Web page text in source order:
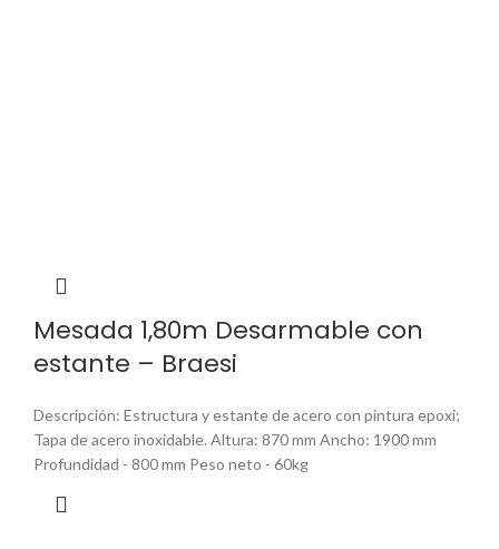
Mesada 1,80m Desarmable con
estante – Braesi
Descripción: Estructura y estante de acero con pintura epoxi;
Tapa de acero inoxidable. Altura: 870 mm Ancho: 1900 mm
Profundidad - 800 mm Peso neto - 60kg